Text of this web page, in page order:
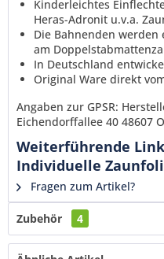
Kinderleichtes
Heras-Adronit u.v.a.
Die Bahnenden
am
In Deutschland
Original Ware direkt
Angaben zur GPSR:
Eichendorffallee 40 48607
Weiterführende
Individuelle
Fragen zum Artikel?
Zubehör 4